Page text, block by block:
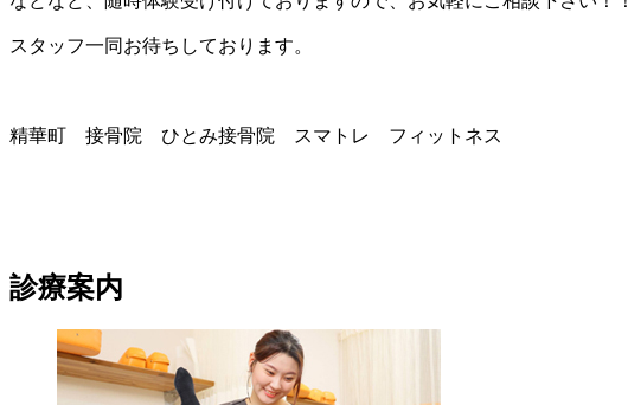
スタッフ一同お待ちしております。
精華町 接骨院 ひとみ接骨院 スマトレ フィットネス
診療案内